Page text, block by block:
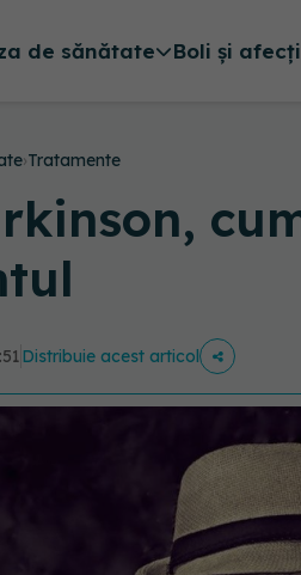
de sănătate Boli și
›Tratamente
Distribuie acest articol